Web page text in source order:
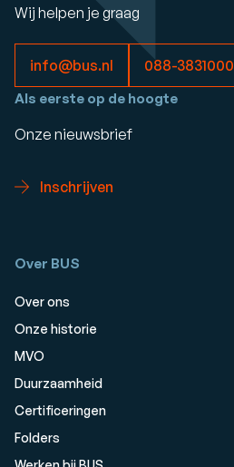
Wij helpen je graag
info@bus.nl 088-3831000
Als eerste op de hoogte
Onze nieuwsbrief
Inschrijven
Over BUS
Over ons
Onze historie
MVO
Duurzaamheid
Certificeringen
Folders